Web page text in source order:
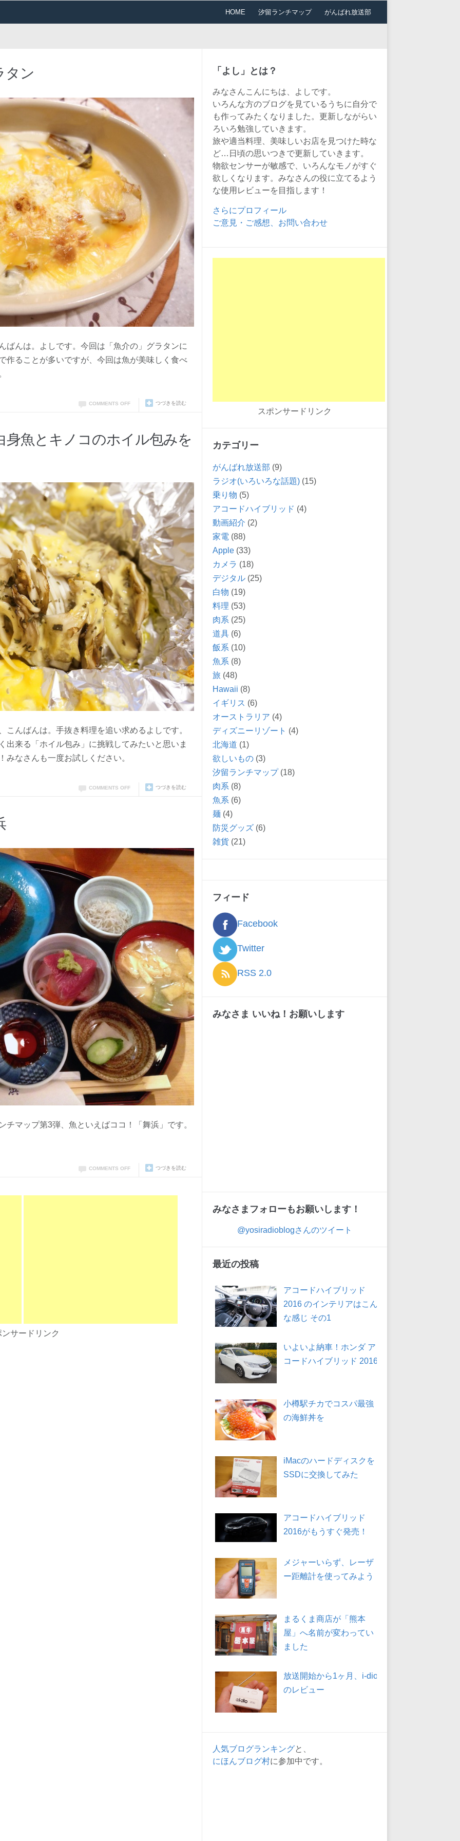
HOME 汐留ランチマップ がんばれ放送部
タン
ばんは。よしです。今回は「魚介の」グラタンに
作ることが多いですが、今回は魚が美味しく食べ
つづきを読む
COMMENTS OFF
身魚とキノコのホイル包みを
んばんは。手抜き料理を追い求めるよしです。
出来る「ホイル包み」に挑戦してみたいと思いま
なさんも一度お試しください。
つづきを読む
COMMENTS OFF
マップ第3弾、魚といえばココ！「舞浜」です。
つづきを読む
COMMENTS OFF
サードリンク
「よし」とは？
みなさんこんにちは、よしです。
いろんな方のブログを見ているうちに自分で
も作ってみたくなりました。更新しながらい
ろいろ勉強していきます。
旅や適当料理、美味しいお店を見つけた時な
ど…日頃の思いつきで更新していきます。
物欲センサーが敏感で、いろんなモノがすぐ
欲しくなります。みなさんの役に立てるよう
な使用レビューを目指します！
さらにプロフィール
ご意見・ご感想、お問い合わせ
スポンサードリンク
カテゴリー
がんばれ放送部 (9)
ラジオ(いろいろな話題) (15)
乗り物 (5)
アコードハイブリッド (4)
動画紹介 (2)
家電 (88)
Apple (33)
カメラ (18)
デジタル (25)
白物 (19)
料理 (53)
肉系 (25)
道具 (6)
飯系 (10)
魚系 (8)
旅 (48)
Hawaii (8)
イギリス (6)
オーストラリア (4)
ディズニーリゾート (4)
北海道 (1)
欲しいもの (3)
汐留ランチマップ(18)
肉系 (8)
魚系 (6)
麺 (4)
防災グッズ (6)
雑貨 (21)
フィード
Facebook
Twitter
RSS 2.0
みなさま いいね！お願いします
みなさまフォローもお願いします！
@yosiradioblogさんのツイート
最近の投稿
アコードハイブリッド
2016 のインテリアはこん
な感じ その1
いよいよ納車！ホンダ ア
コードハイブリッド 2016
小樽駅チカでコスパ最強
の海鮮丼を
iMacのハードディスクを
SSDに交換してみた
アコードハイブリッド
2016がもうすぐ発売！
メジャーいらず、レーザ
ー距離計を使ってみよう
まるくま商店が「熊本
屋」へ名前が変わってい
ました
放送開始から1ヶ月、i-dio
のレビュー
人気ブログランキングと、
にほんブログ村に参加中です。